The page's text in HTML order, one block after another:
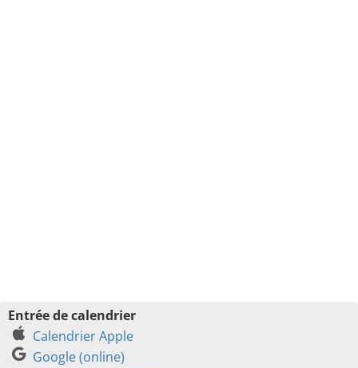
Entrée de calendrier
Calendrier Apple
Google (online)